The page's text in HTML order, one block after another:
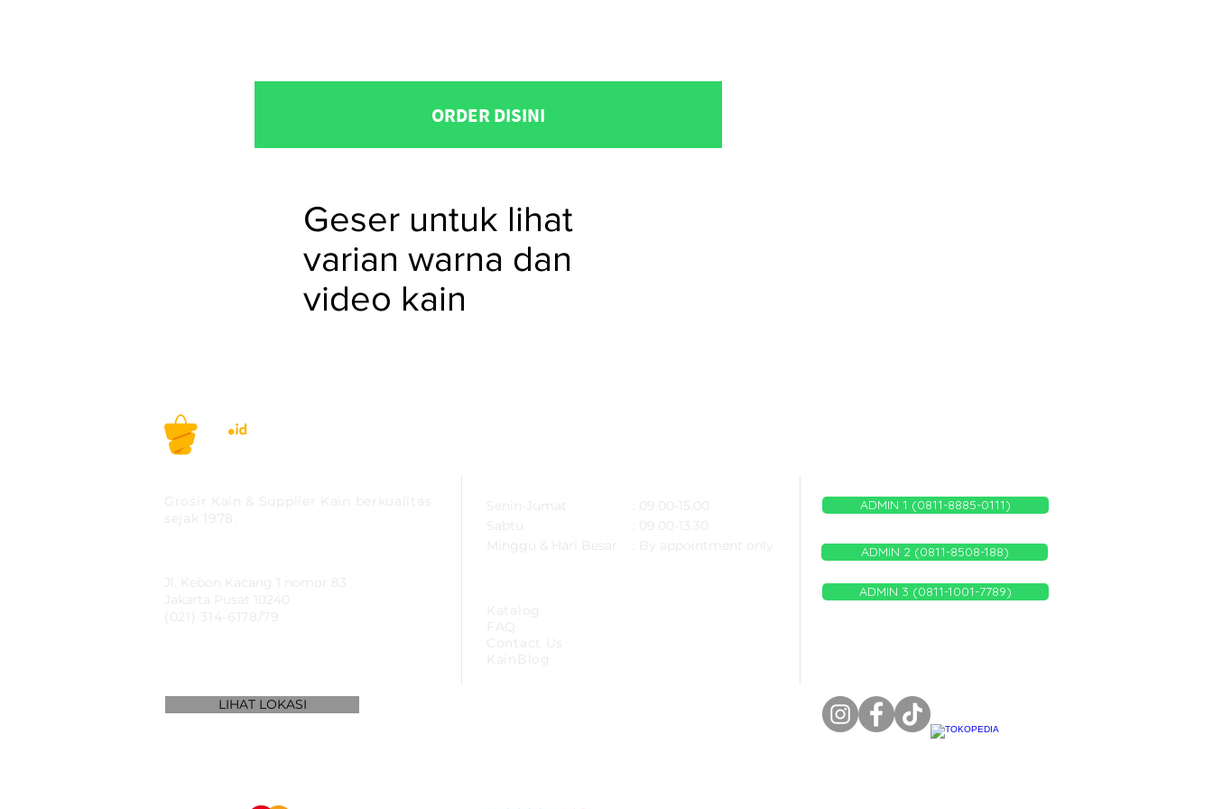
ORDER DISINI
Geser untuk lihat
varian warna dan
video kain
Grosir Kain & Supplier Kain berkualitas
sejak 1978.
Jl. Kebon Kacang 1 nomor 83
Jakarta Pusat 10240
(021) 314-6178/79
Senin-Jumat
Sabtu
Minggu & Hari Besar
: 09.00-15.00
: 09.00-13.30
: By appointment only
Katalog
FAQ
Contact Us
KainBlog
ADMIN 1 (0811-8885-0111)
ADMIN 2 (0811-8508-188)
ADMIN 3 (0811-1001-7789)
LIHAT LOKASI